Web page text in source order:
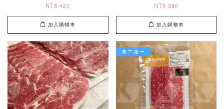
NT$ 420
加入購物車
NT$ 380
加入購物車
買 二 送 一